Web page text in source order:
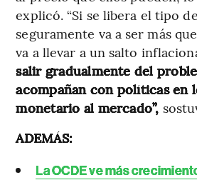
explicó. “Si se libera el tipo
seguramente va a ser más
va a llevar a un salto
salir gradualmente del
acompañan con políticas en
monetario al mercado”,
ADEMÁS:
La OCDE ve más